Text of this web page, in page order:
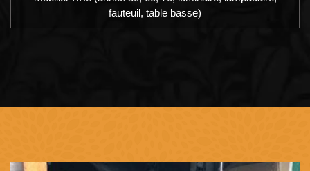
fauteuil, table basse)